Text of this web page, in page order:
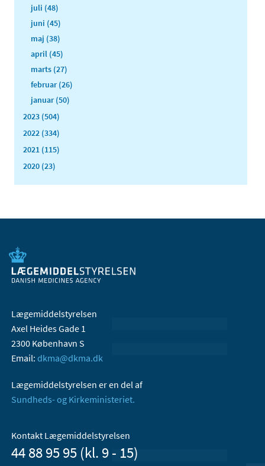
juli (48)
juni (45)
maj (38)
april (45)
marts (27)
februar (26)
januar (50)
2023 (504)
2022 (334)
2021 (115)
2020 (23)
Lægemiddelstyrelsen
Axel Heides Gade 1
2300 København S
Email: dkma@dkma.dk
Lægemiddelstyrelsen er en del af
Sundheds- og Kirkeministeriet.
Kontakt Lægemiddelstyrelsen
44 88 95 95 (kl. 9 - 15)